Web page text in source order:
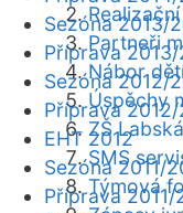
Partneři
Nábor
Úspěchy
ZŠ Labská
SMS
Týmová
Sezóna 2013/
Příprava 2013/
Sezóna 2012/
Příprava 2012/
EHT 2012
Sezóna 2011/
Příprava 2011/